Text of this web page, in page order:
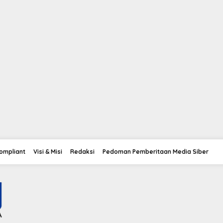
Visi & Misi Redaksi Pedoman Pemberitaan Media Siber